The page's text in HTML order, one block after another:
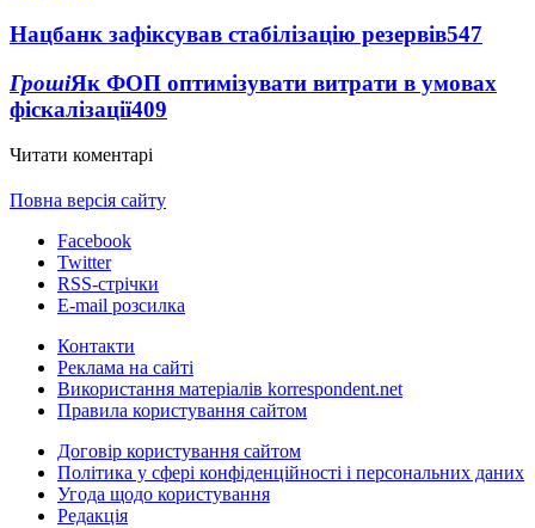
Нацбанк зафіксував стабілізацію резервів547
ГрошіЯк ФОП оптимізувати витрати в умовах
фіскалізації409
Читати коментарі
Повна версія сайту
Facebook
Twitter
RSS-стрічки
E-mail розсилка
Контакти
Реклама на сайті
Використання матеріалів korrespondent.net
Правила користування сайтом
Договір користування сайтом
Політика у сфері конфіденційності і персональних даних
Угода щодо користування
Редакція